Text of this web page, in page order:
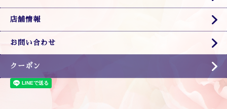
店舗情報
お問い合わせ
クーポン